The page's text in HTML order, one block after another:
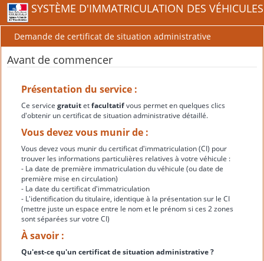
SYSTÈME D'IMMATRICULATION DES VÉHICULES
Demande de certificat de situation administrative
Avant de commencer
Présentation du service :
Ce service gratuitetfacultatifvous permet en quelques clics
d'obtenir un certificat de situation administrative détaillé.
Vous devez vous munir de :
Vous devez vous munir du certificat d'immatriculation (CI) pour
trouver les informations particulières relatives à votre véhicule :
- La date de première immatriculation du véhicule (ou date de
première mise en circulation)
- La date du certificat d'immatriculation
- L'identification du titulaire, identique à la présentation sur le CI
(mettre juste un espace entre le nom et le prénom si ces 2 zones
sont séparées sur votre CI)
À savoir :
Qu'est-ce qu'un certificat de situation administrative ?